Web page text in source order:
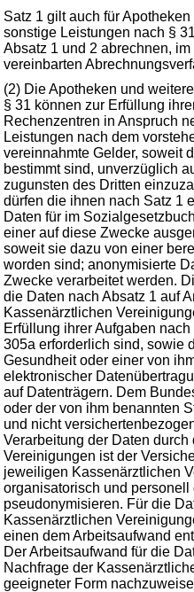
Satz 1 gilt auch für
sonstige Leistungen nach §
Absatz 1 und 2 abrechnen,
vereinbarten
(2) Die Apotheken und
§ 31 können zur Erfüllung
Rechenzentren in Anspruch
Leistungen nach dem
vereinnahmte Gelder, soweit
bestimmt sind, unverzüglich
zugunsten des Dritten
dürfen die ihnen nach Satz 1
Daten für im
einer auf diese Zwecke
soweit sie dazu von einer
worden sind; anonymisierte
Zwecke verarbeitet werden.
die Daten nach Absatz 1 auf
Kassenärztlichen
Erfüllung ihrer Aufgaben
305a erforderlich sind, sowie
Gesundheit oder einer von
elektronischer
auf Datenträgern. Dem
oder der von ihm benannten
und nicht
Verarbeitung der Daten
Vereinigungen ist der
jeweiligen Kassenärztlichen
organisatorisch und personell
pseudonymisieren. Für die
Kassenärztlichen
einen dem Arbeitsaufwand
Der Arbeitsaufwand für die
Nachfrage der
geeigneter Form